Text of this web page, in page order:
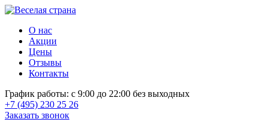
О нас
Акции
Цены
Отзывы
Контакты
График работы: с 9:00 до 22:00 без выходных
+7 (495) 230 25 26
Заказать звонок